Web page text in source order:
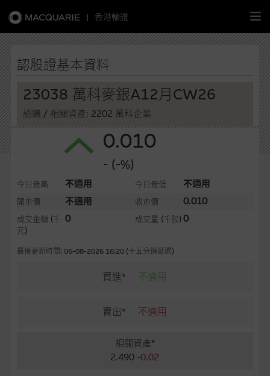
| 香港輪證
主頁
牛熊證
認股證基本資料
23038 萬科麥銀A12月CW26
認購 / 相關資產: 2202 萬科企業
0.010
- (-%)
今日最高 不適用 今日最低 不適用
開市價 不適用 收市價 0.010
成交金額 (千
元)
0 成交量 (千股)0
最後更新時間: 06-08-2026 16:20 (十五分鐘延遲)
買進* 不適用
賣出* 不適用
相關資產*
2.490 -0.02